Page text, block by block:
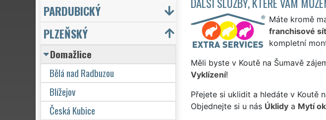
Máte kromě
franchisové
kompletní
Měli byste v Koutě na Šumavě
Vyklízení!
Přejete si uklidit a hledáte v Koutě
Objednejte si u nás Úklidya Mytí
PARDUBICKÝ
PLZEŇSKÝ
Domažlice
Bělá nad Radbuzou
Blížejov
Česká Kubice